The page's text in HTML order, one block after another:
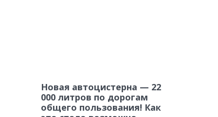
Новая автоцистерна — 22
000 литров по дорогам
общего пользования! Как